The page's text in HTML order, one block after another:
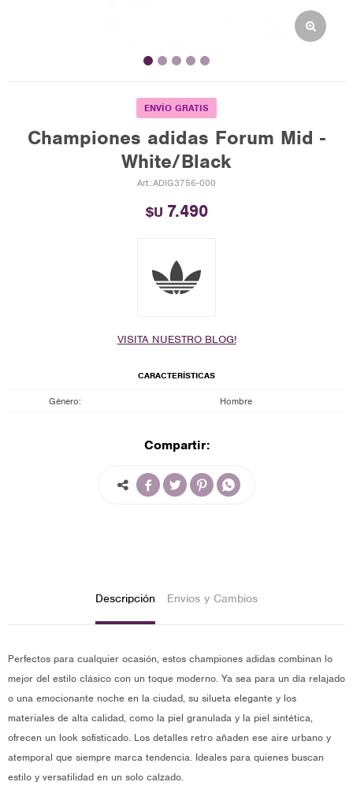
ENVÍO GRATIS
Championes adidas Forum Mid -
White/Black
ADIG3756-000
$U 7.490
VISITA NUESTRO BLOG!
CARACTERÍSTICAS
Género Hombre
Compartir:
   
Descripción Envíos y Cambios
Perfectos para cualquier ocasión, estos championes adidas combinan lo
mejor del estilo clásico con un toque moderno. Ya sea para un día relajado
o una emocionante noche en la ciudad, su silueta elegante y los
materiales de alta calidad, como la piel granulada y la piel sintética,
ofrecen un look sofisticado. Los detalles retro añaden ese aire urbano y
atemporal que siempre marca tendencia. Ideales para quienes buscan
estilo y versatilidad en un solo calzado.